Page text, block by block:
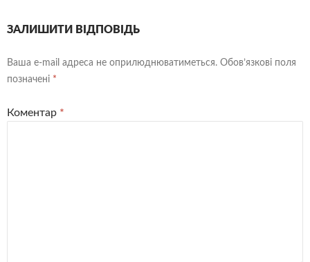
ЗАЛИШИТИ ВІДПОВІДЬ
Ваша e-mail адреса не оприлюднюватиметься. Обов’язкові поля
позначені *
Коментар *